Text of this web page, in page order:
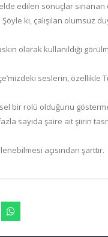
edilen sonuçlar sınanan
ki, çalışılan olumsuz
olarak kullanıldığı
seslerin, özellikle
bir rolü olduğunu
sayıda şaire ait şiirin
açısından şarttır.